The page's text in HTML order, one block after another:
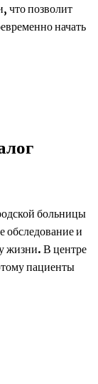
что позволит
начать
больницы
и
жизни. В центре
пациенты